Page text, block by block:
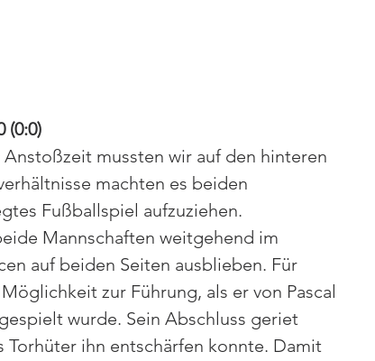
(0:0)
mussten wir auf den hinteren
machten es beiden
Fußballspiel aufzuziehen.
Mannschaften weitgehend im
auf beiden Seiten ausblieben. Für
zur Führung, als er von Pascal
wurde. Sein Abschluss geriet
ihn entschärfen konnte. Damit